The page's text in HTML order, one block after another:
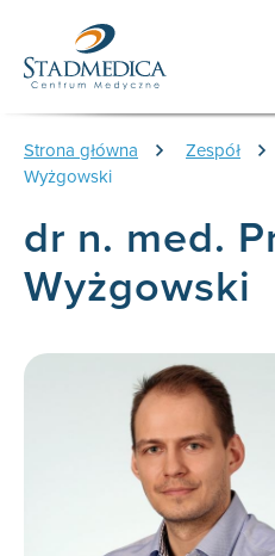
Strona główna Zespół
Wyżgowski
dr n. med.
Wyżgowski